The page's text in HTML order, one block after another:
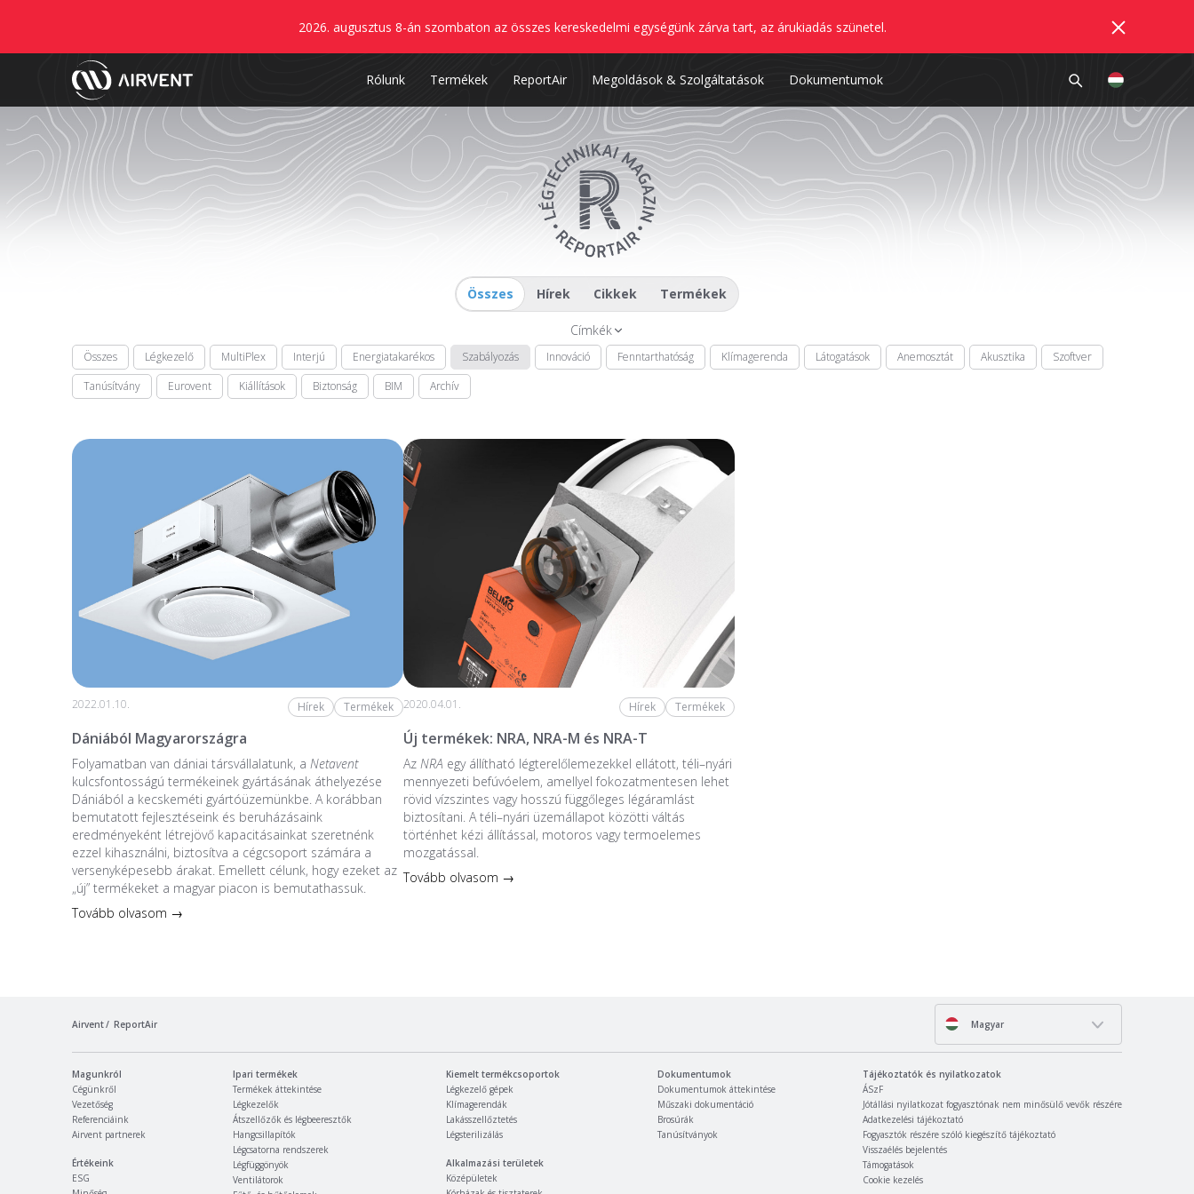
2026. augusztus 8-án szombaton az összes kereskedelmi egységünk zárva tart, az árukiadás szünetel.
Rólunk Termékek ReportAir Megoldások & Szolgáltatások Dokumentumok
Összes Hírek Cikkek Termékek
Címkék
Összes Légkezelő MultiPlex Interjú Energiatakarékos Szabályozás Innováció Fenntarthatóság Klímagerenda Látogatások Anemosztát Akusztika
Szoftver
Tanúsítvány
Eurovent Kiállítások Biztonság BIM Archív
2022.01.10. Hírek Termékek
Dániából Magyarországra
Folyamatban van dániai társvállalatunk, a Netavent
kulcsfontosságú termékeinek gyártásának áthelyezése
Dániából a kecskeméti gyártóüzemünkbe. A korábban
bemutatott fejlesztéseink és beruházásaink
eredményeként létrejövő kapacitásainkat szeretnénk
ezzel kihasználni, biztosítva a cégcsoport számára a
versenyképesebb árakat. Emellett célunk, hogy ezeket az
„új” termékeket a magyar piacon is bemutathassuk.
Tovább olvasom →
2020.04.01. Hírek Termékek
Új termékek: NRA, NRA-M és NRA-T
Az NRA egy állítható légterelőlemezekkel ellátott, téli–nyári
mennyezeti befúvóelem, amellyel fokozatmentesen lehet
rövid vízszintes vagy hosszú függőleges légáramlást
biztosítani. A téli–nyári üzemállapot közötti váltás
történhet kézi állítással, motoros vagy termoelemes
mozgatással.
Tovább olvasom →
Airvent ReportAir Magyar
Magunkról
Cégünkről
Vezetőség
Referenciáink
Airvent partnerek
Értékeink
ESG
Ipari termékek
Termékek áttekintése
Légkezelők
Átszellőzők és légbeeresztők
Hangcsillapítók
Légcsatorna rendszerek
Légfüggönyök
Ventilátorok
Kiemelt termékcsoportok
Légkezelő gépek
Klímagerendák
Lakásszellőztetés
Légsterilizálás
Alkalmazási területek
Középületek
Dokumentumok
Dokumentumok áttekintése
Műszaki dokumentáció
Brosúrák
Tanúsítványok
Tájékoztatók és nyilatkozatok
ÁSzF
Jótállási nyilatkozat fogyasztónak nem minősülő vevők részére
Adatkezelési tájékoztató
Fogyasztók részére szóló kiegészítő tájékoztató
Visszaélés bejelentés
Támogatások
Cookie kezelés